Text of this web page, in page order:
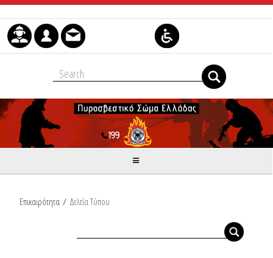
Μετάβαση στο περιεχόμενο
Επικαιρότητα / Δελτία Τύπου